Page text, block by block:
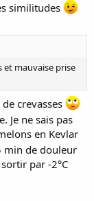
similitudes
et mauvaise prise
crevasses
Je ne sais pas
en Kevlar
min de douleur
par -2°C